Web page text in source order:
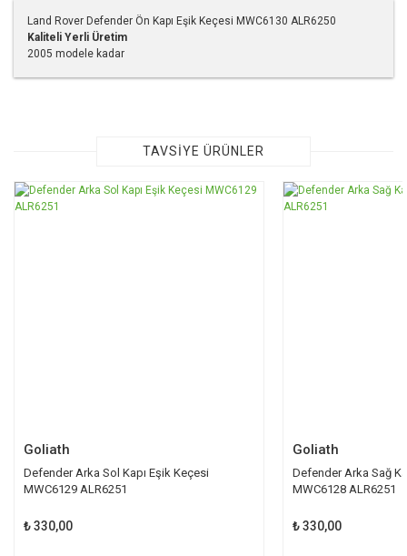
Land Rover Defender Ön Kapı Eşik Keçesi MWC6130 ALR6250
Kaliteli Yerli Üretim
2005 modele kadar
Görüş ve önerileriniz için teşekkür ederiz.
Ürün resmi kalitesiz, bozuk veya görüntülenemiyor.
TAVSİYE ÜRÜNLER
Goliath
Defender Arka Sol Kapı Eşik Keçesi
MWC6129 ALR6251
₺ 330,00
Goliath
Defender Arka Sağ
MWC6128 ALR6251
₺ 330,00